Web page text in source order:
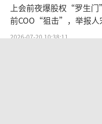
请，并将于7月9日
根据计划，蓝
上会前夜爆股权“罗生
前COO“狙击”，举报人
职时无股权返还约定
2026-07-20 10:38:11